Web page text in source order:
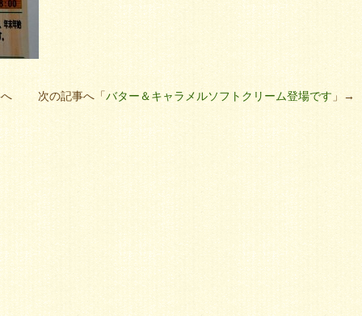
へ 次の記事へ「バター＆キャラメルソフトクリーム登場です 」→